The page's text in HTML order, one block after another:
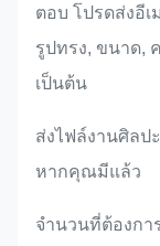
ตอบ โปรดส่งอีเ
รูปทรง, ขนาด,
เป็นต้น
ส่งไฟล์งานศิลป
หากคุณมีแล้ว
จํานวนที่ต้องก